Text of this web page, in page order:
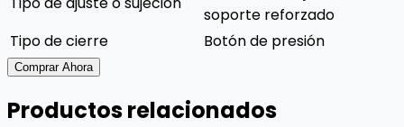
soporte reforzado
Tipo de cierre
Botón de presión
Comprar Ahora
Productos relacionados